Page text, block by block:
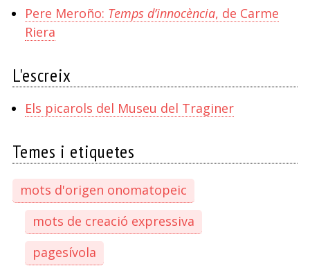
Pere Meroño: Temps d’innocència, de Carme
Riera
L'escreix
Els picarols del Museu del Traginer
Temes i etiquetes
mots d'origen onomatopeic
mots de creació expressiva
pagesívola